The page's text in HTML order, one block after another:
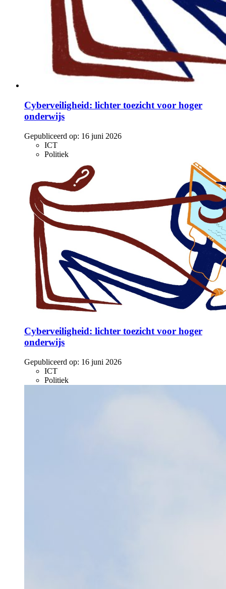
Cyberveiligheid: lichter toezicht voor hoger
onderwijs
Gepubliceerd op: 16 juni 2026
ICT
Politiek
Cyberveiligheid: lichter toezicht voor hoger
onderwijs
Gepubliceerd op: 16 juni 2026
ICT
Politiek